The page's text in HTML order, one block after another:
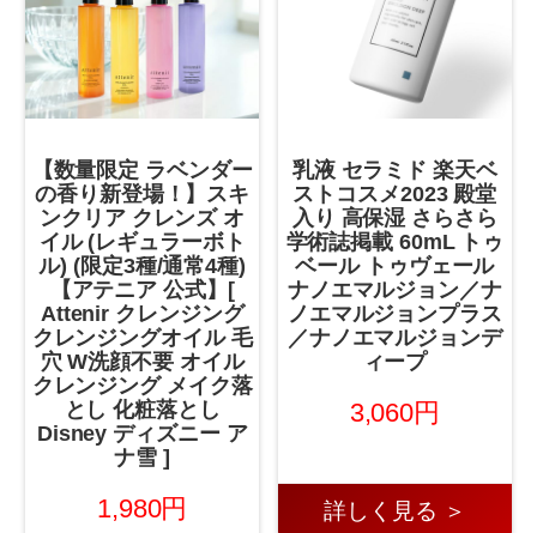
【数量限定 ラベンダー
の香り新登場！】スキ
ンクリア クレンズ オ
イル (レギュラーボト
ル) (限定3種/通常4種)
【アテニア 公式】[
Attenir クレンジング
クレンジングオイル 毛
穴 W洗顔不要 オイル
クレンジング メイク落
とし 化粧落とし
Disney ディズニー ア
ナ雪 ]
1,980円
乳液 セラミド 楽天ベ
ストコスメ2023 殿堂
入り 高保湿 さらさら
学術誌掲載 60mL トゥ
ベール トゥヴェール
ナノエマルジョン／ナ
ノエマルジョンプラス
／ナノエマルジョンデ
ィープ
3,060円
詳しく見る ＞